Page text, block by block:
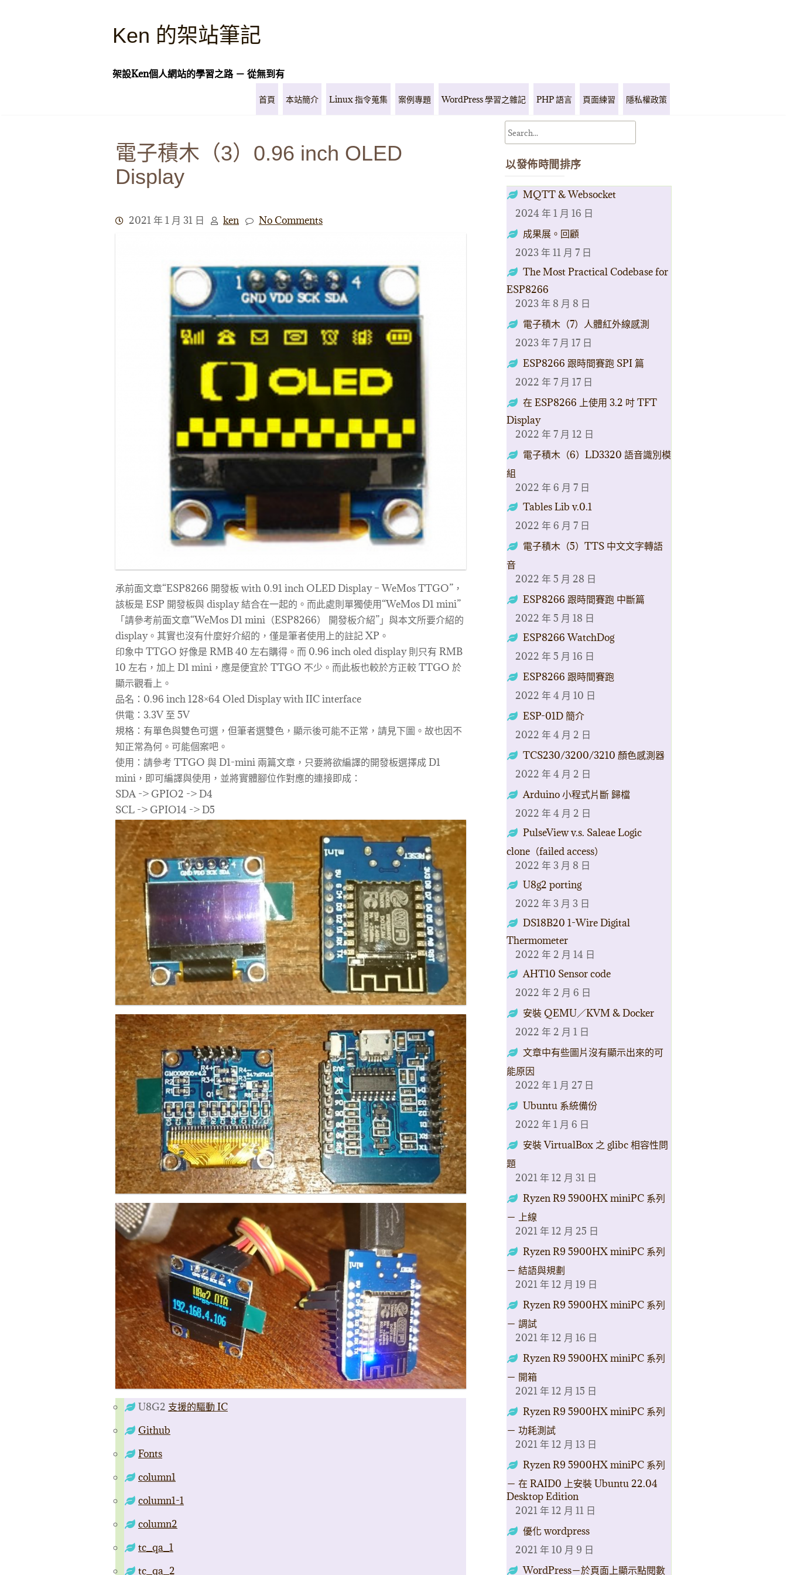
Ken 的架站筆記
架設Ken個人網站的學習之路 － 從無到有
首頁 本站簡介 Linux 指令蒐集 案例專題 WordPress 學習之雜記 PHP 語言 頁面練習 隱私權政策
電子積木（3）0.96 inch OLED
Display
2021 年 1 月 31 日 ken No Comments
承前面文章“ESP8266 開發板 with 0.91 inch OLED Display – WeMos TTGO”，
該板是 ESP 開發板與 display 結合在一起的。而此處則單獨使用“WeMos D1 mini”
「請參考前面文章“WeMos D1 mini（ESP8266） 開發板介紹”」與本文所要介紹的
display。其實也沒有什麼好介紹的，僅是筆者使用上的註記 XP。
印象中 TTGO 好像是 RMB 40 左右購得。而 0.96 inch oled display 則只有 RMB
10 左右，加上 D1 mini，應是便宜於 TTGO 不少。而此板也較於方正較 TTGO 於
顯示觀看上。
品名：0.96 inch 128×64 Oled Display with IIC interface
供電：3.3V 至 5V
規格：有單色與雙色可選，但筆者選雙色，顯示後可能不正常，請見下圖。故也因不
知正常為何。可能個案吧。
使用：請參考 TTGO 與 D1-mini 兩篇文章，只要將欲編譯的開發板選擇成 D1
mini，即可編譯與使用，並將實體腳位作對應的連接即成：
SDA -> GPIO2 -> D4
SCL -> GPIO14 -> D5
U8G2 支援的驅動 IC
Github
Fonts
column1
column1-1
column2
tc_qa_1
tc_qa_2
以發佈時間排序
MQTT & Websocket
2024 年 1 月 16 日
成果展。回顧
2023 年 11 月 7 日
The Most Practical Codebase for
ESP8266
2023 年 8 月 8 日
電子積木（7）人體紅外線感測
2023 年 7 月 17 日
ESP8266 跟時間賽跑 SPI 篇
2022 年 7 月 17 日
在 ESP8266 上使用 3.2 吋 TFT
Display
2022 年 7 月 12 日
電子積木（6）LD3320 語音識別模
組
2022 年 6 月 7 日
Tables Lib v.0.1
2022 年 6 月 7 日
電子積木（5）TTS 中文文字轉語
音
2022 年 5 月 28 日
ESP8266 跟時間賽跑 中斷篇
2022 年 5 月 18 日
ESP8266 WatchDog
2022 年 5 月 16 日
ESP8266 跟時間賽跑
2022 年 4 月 10 日
ESP-01D 簡介
2022 年 4 月 2 日
TCS230/3200/3210 顏色感測器
2022 年 4 月 2 日
Arduino 小程式片斷 歸檔
2022 年 4 月 2 日
PulseView v.s. Saleae Logic
clone（failed access）
2022 年 3 月 8 日
U8g2 porting
2022 年 3 月 3 日
DS18B20 1-Wire Digital
Thermometer
2022 年 2 月 14 日
AHT10 Sensor code
2022 年 2 月 6 日
安裝 QEMU／KVM & Docker
2022 年 2 月 1 日
文章中有些圖片沒有顯示出來的可
能原因
2022 年 1 月 27 日
Ubuntu 系統備份
2022 年 1 月 6 日
安裝 VirtualBox 之 glibc 相容性問
題
2021 年 12 月 31 日
Ryzen R9 5900HX miniPC 系列
－ 上線
2021 年 12 月 25 日
Ryzen R9 5900HX miniPC 系列
－ 結語與規劃
2021 年 12 月 19 日
Ryzen R9 5900HX miniPC 系列
－ 調試
2021 年 12 月 16 日
Ryzen R9 5900HX miniPC 系列
－ 開箱
2021 年 12 月 15 日
Ryzen R9 5900HX miniPC 系列
－ 功耗測試
2021 年 12 月 13 日
Ryzen R9 5900HX miniPC 系列
－ 在 RAID0 上安裝 Ubuntu 22.04
Desktop Edition
2021 年 12 月 11 日
優化 wordpress
2021 年 10 月 9 日
WordPress－於頁面上顯示點閱數